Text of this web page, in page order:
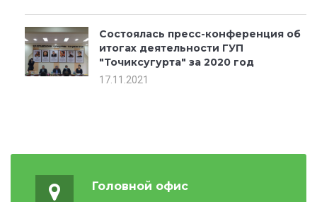
Состоялась пресс-конференция об
итогах деятельности ГУП
"Точиксугурта" за 2020 год
17.11.2021
Головной офис